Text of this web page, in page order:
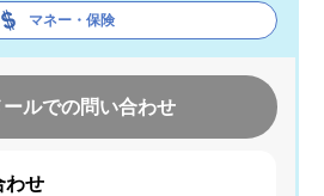
マネー・保険
ールでの問い合わせ
わせ